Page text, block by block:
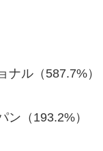
ル（587.7%）
（193.2%）